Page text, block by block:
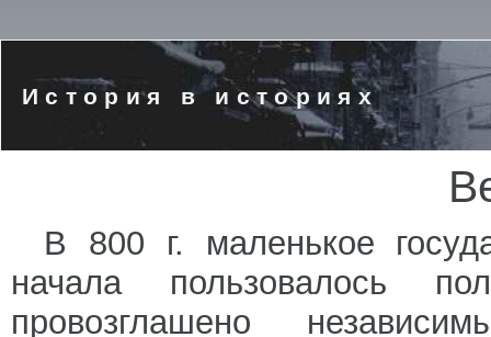
История в историях
В 800 г. маленькое
начала пользовалось
провозглашено